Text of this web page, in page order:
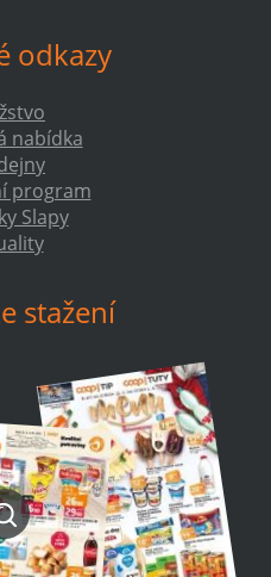
odkazy
nabídka
program
Slapy
stažení